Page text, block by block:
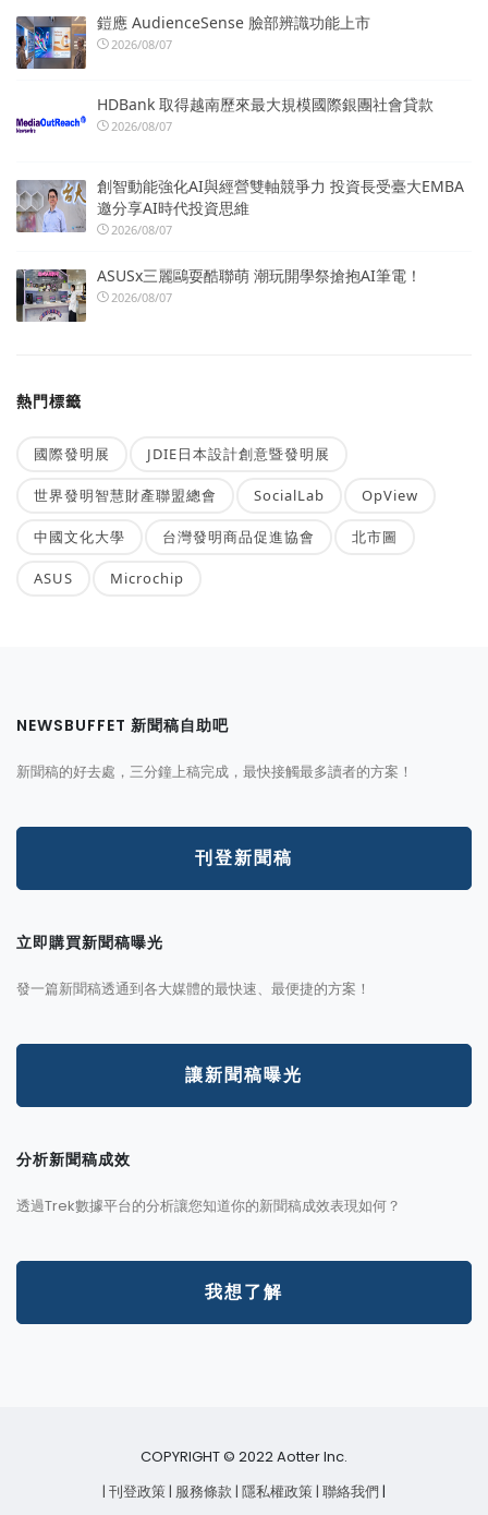
鎧應 AudienceSense 臉部辨識功能上市
2026/08/07
HDBank 取得越南歷來最大規模國際銀團社會貸款
2026/08/07
創智動能強化AI與經營雙軸競爭力 投資長受臺大EMBA
邀分享AI時代投資思維
2026/08/07
ASUSx三麗鷗耍酷聯萌 潮玩開學祭搶抱AI筆電！
2026/08/07
熱門標籤
國際發明展 JDIE日本設計創意暨發明展
世界發明智慧財產聯盟總會 SocialLab OpView
中國文化大學 台灣發明商品促進協會 北市圖
ASUS Microchip
NEWSBUFFET 新聞稿自助吧
新聞稿的好去處，三分鐘上稿完成，最快接觸最多讀者的方案！
刊登新聞稿
立即購買新聞稿曝光
發一篇新聞稿透通到各大媒體的最快速、最便捷的方案！
讓新聞稿曝光
分析新聞稿成效
透過Trek數據平台的分析讓您知道你的新聞稿成效表現如何？
我想了解
COPYRIGHT © 2022 Aotter Inc.
| 刊登政策| 服務條款 | 隱私權政策| 聯絡我們 |